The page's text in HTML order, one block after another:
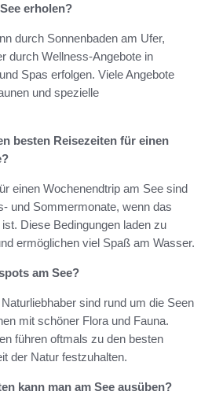
erholen?
durch Sonnenbaden am Ufer,
durch Wellness-Angebote in
Spas erfolgen. Viele Angebote
und spezielle
besten Reisezeiten für einen
einen Wochenendtrip am See sind
und Sommermonate, wenn das
Diese Bedingungen laden zu
ermöglichen viel Spaß am Wasser.
am See?
sind rund um die Seen
mit schöner Flora und Fauna.
führen oftmals zu den besten
der Natur festzuhalten.
kann man am See ausüben?